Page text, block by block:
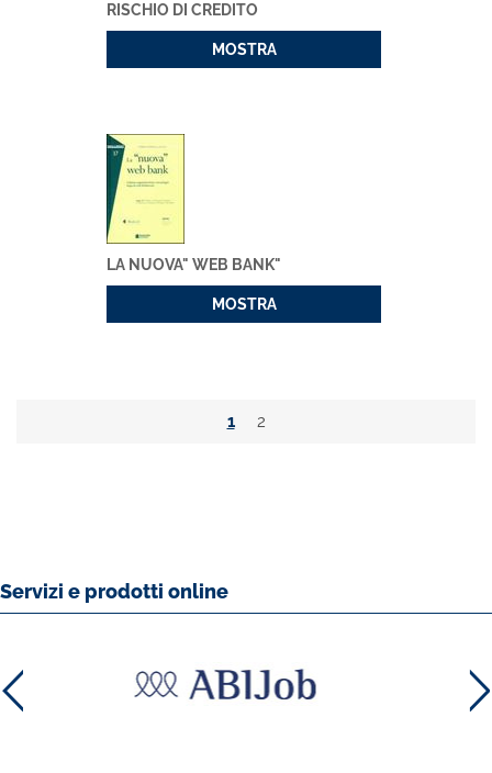
RISCHIO DI CREDITO
MOSTRA
LA NUOVA" WEB BANK"
MOSTRA
1 2
Servizi e prodotti online